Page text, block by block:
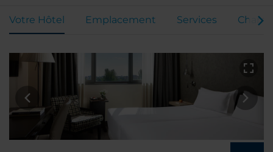
Votre Hôtel Emplacement Services